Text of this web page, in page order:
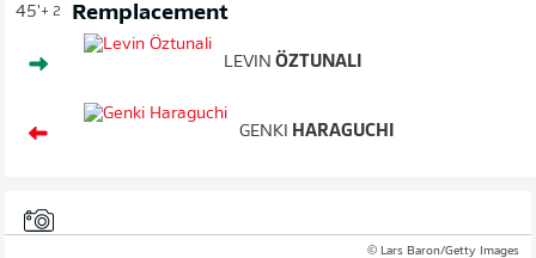
45'+ 2 Remplacement
LEVIN ÖZTUNALI
GENKI HARAGUCHI
© Lars Baron/Getty Images